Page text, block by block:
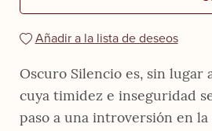
Añadir a la lista de deseos
Oscuro Silencio es, sin lugar
cuya timidez e inseguridad
paso a una introversión en